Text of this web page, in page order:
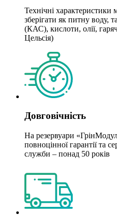
Технічні
зберігати як питну воду,
(КАС), кислоти, олії,
Цельсія)
Довговічність
На резервуари
повноцінної гарантії та
служби – понад 50 років